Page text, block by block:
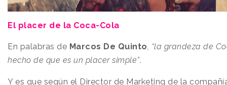
El placer de la Coca-Cola
En palabras de Marcos De Quinto, “la grandeza de
hecho de que es un placer simple”.
Y es que según el Director de Marketing de la